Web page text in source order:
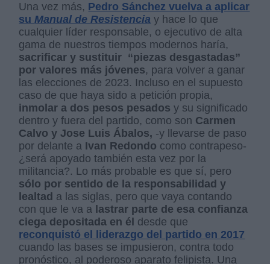
Una vez más, Pedro Sánchez vuelva a aplicar
suManual de Resistencia y hace lo que
cualquier líder responsable, o ejecutivo de alta
gama de nuestros tiempos modernos haría,
sacrificar y sustituir “piezas desgastadas”
por valores más jóvenes, para volver a ganar
las elecciones de 2023. Incluso en el supuesto
caso de que haya sido a petición propia,
inmolar a dos pesos pesados y su significado
dentro y fuera del partido, como son Carmen
Calvo y Jose Luis Ábalos, -y llevarse de paso
por delante a Ivan Redondo como contrapeso-
¿será apoyado también esta vez por la
militancia?. Lo más probable es que sí, pero
sólo por sentido de la responsabilidad y
lealtad a las siglas, pero que vaya contando
con que le va a lastrar parte de esa confianza
ciega depositada en él desde que
reconquistó el liderazgo del partido en 2017
cuando las bases se impusieron, contra todo
pronóstico, al poderoso aparato felipista. Una